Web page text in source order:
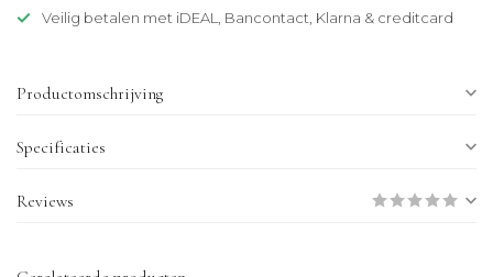
Veilig betalen met iDEAL, Bancontact, Klarna & creditcard
Productomschrijving
Specificaties
Reviews